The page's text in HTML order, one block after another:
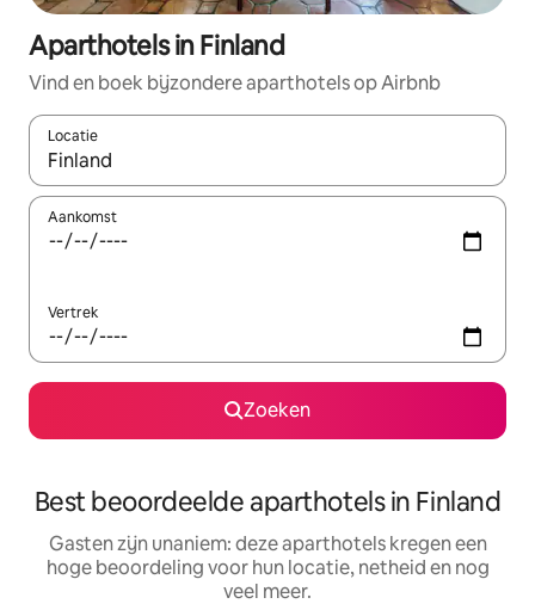
Aparthotels in Finland
Vind en boek bijzondere aparthotels op Airbnb
Locatie
Wanneer er suggesties beschikbaar zijn, maak je een keuze
Aankomst
Vertrek
Zoeken
Best beoordeelde aparthotels in Finland
Gasten zijn unaniem: deze aparthotels kregen een
hoge beoordeling voor hun locatie, netheid en nog
veel meer.